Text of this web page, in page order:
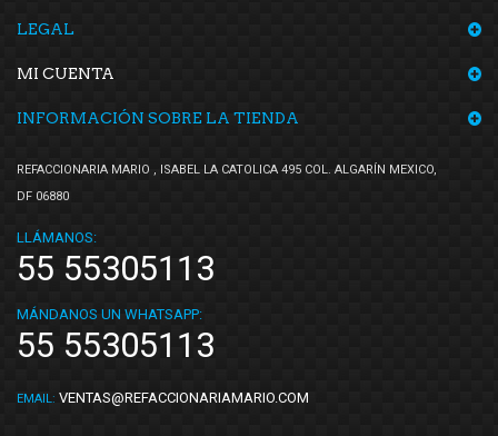
LEGAL
MI CUENTA
INFORMACIÓN SOBRE LA TIENDA
REFACCIONARIA MARIO , ISABEL LA CATOLICA 495 COL. ALGARÍN MEXICO,
DF 06880
LLÁMANOS:
55 55305113
MÁNDANOS UN WHATSAPP:
55 55305113
EMAIL: VENTAS@REFACCIONARIAMARIO.COM